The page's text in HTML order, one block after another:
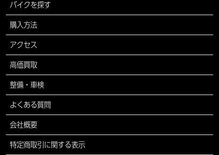
バイクを探す
購入方法
アクセス
高価買取
整備・車検
よくある質問
会社概要
特定商取引に関する表示